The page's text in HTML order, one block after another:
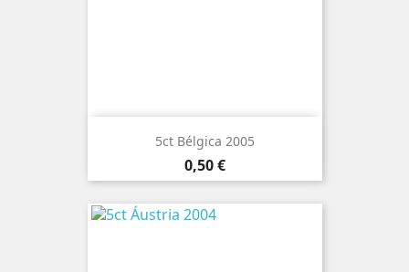
5ct Bélgica 2005
Preço
0,50 €